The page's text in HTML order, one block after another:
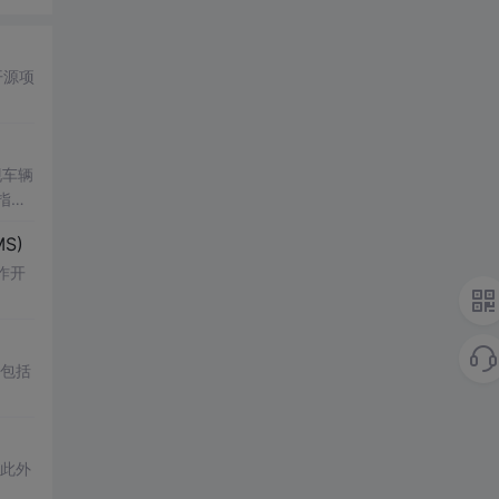
项
辆
令
开
括
外